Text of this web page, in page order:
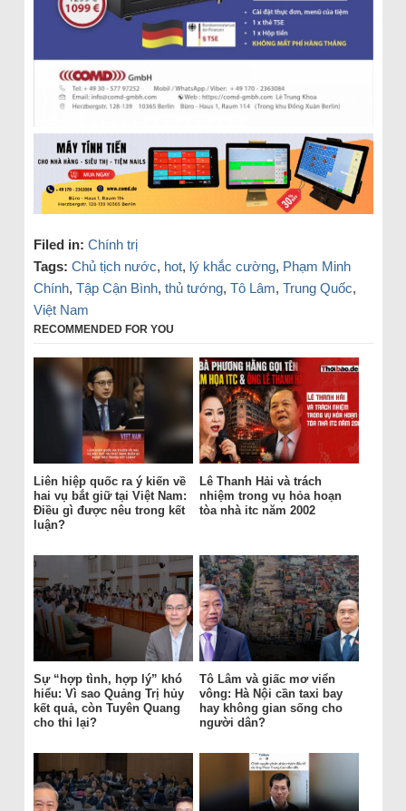
Filed in: Chính trị
Tags: Chủ tịch nước, hot, lý khắc cường, Phạm Minh
Chính, Tập Cận Bình, thủ tướng, Tô Lâm, Trung Quốc,
Việt Nam
RECOMMENDED FOR YOU
Liên hiệp quốc ra ý kiến về
hai vụ bắt giữ tại Việt Nam:
Điều gì được nêu trong kết
luận?
Lê Thanh Hải và trách
nhiệm trong vụ hỏa hoạn
tòa nhà itc năm 2002
Sự “hợp tình, hợp lý” khó
hiểu: Vì sao Quảng Trị hủy
kết quả, còn Tuyên Quang
cho thi lại?
Tô Lâm và giấc mơ viển
vông: Hà Nội cần taxi bay
hay không gian sống cho
người dân?